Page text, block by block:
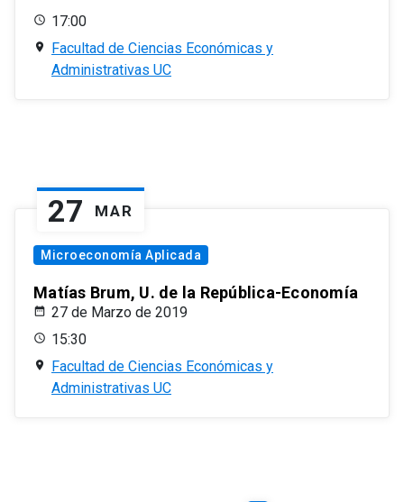
17:00
Facultad de Ciencias Económicas y
Administrativas UC
27 MAR
Microeconomía Aplicada
Matías Brum, U. de la República-Economía
27 de Marzo de 2019
15:30
Facultad de Ciencias Económicas y
Administrativas UC